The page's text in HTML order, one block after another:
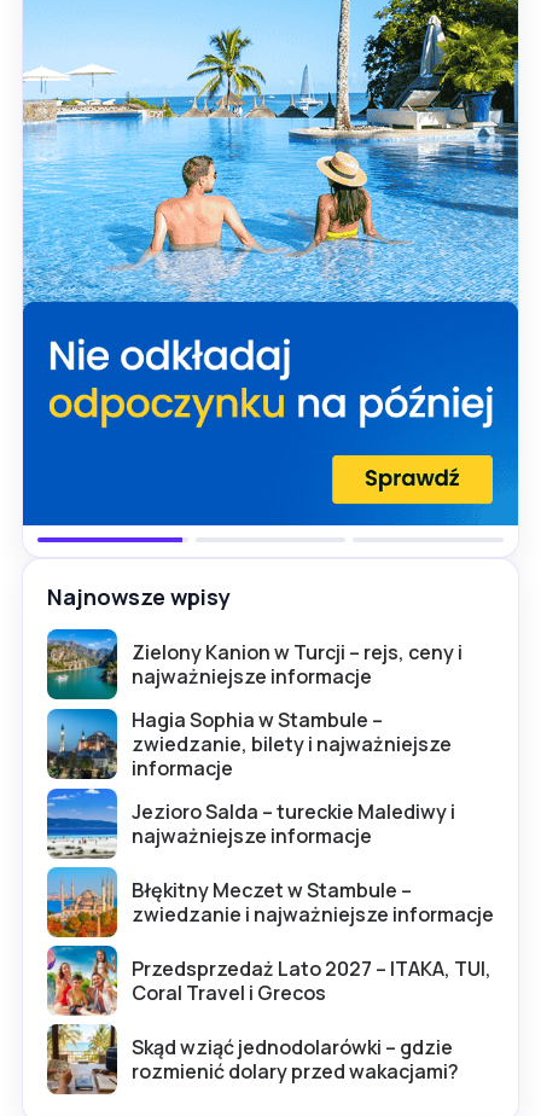
Najnowsze wpisy
Zielony Kanion w Turcji – rejs, ceny i
najważniejsze informacje
Hagia Sophia w Stambule –
zwiedzanie, bilety i najważniejsze
informacje
Jezioro Salda – tureckie Malediwy i
najważniejsze informacje
Błękitny Meczet w Stambule –
zwiedzanie i najważniejsze informacje
Przedsprzedaż Lato 2027 – ITAKA, TUI,
Coral Travel i Grecos
Skąd wziąć jednodolarówki – gdzie
rozmienić dolary przed wakacjami?